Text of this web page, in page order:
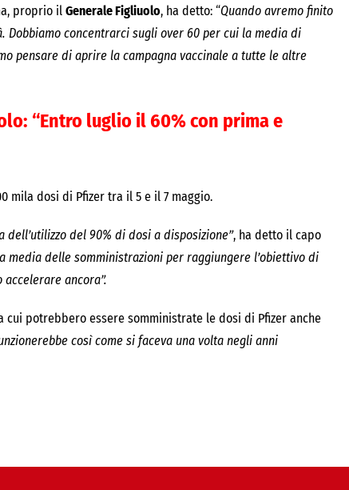
proprio il Generale Figliuolo, ha detto: “Quando avremo finito
concentrarci sugli over 60 per cui la media di
pensare di aprire la campagna vaccinale a tutte le altre
“Entro luglio il 60% con prima e
mila dosi di Pfizer tra il 5 e il 7 maggio.
del 90% di dosi a disposizione”, ha detto il capo
media delle somministrazioni per raggiungere l’obiettivo di
ancora”.
cui potrebbero essere somministrate le dosi di Pfizer anche
così come si faceva una volta negli anni